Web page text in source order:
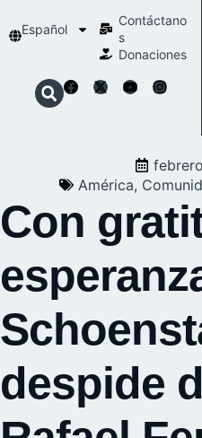
Español
Contáctano
s
Donaciones
América,
Con
despide